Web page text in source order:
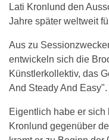
Lati Kronlund den
Jahre später weltweit
Aus zu
entwickeln sich die
Künstlerkollektiv, das
And Steady And Easy".
Eigentlich habe er
Kronlund gegenüber